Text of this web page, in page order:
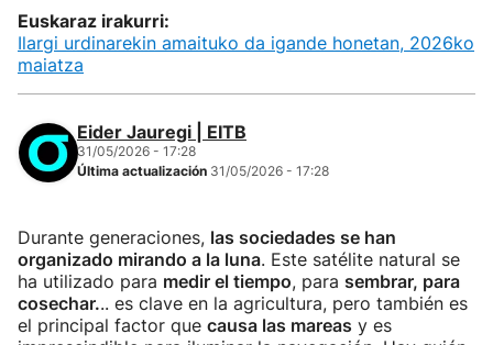
Euskaraz irakurri:
Ilargi urdinarekin amaituko da igande honetan, 2026ko
maiatza
Eider Jauregi | EITB
31/05/2026 - 17:28
Última actualización 31/05/2026 - 17:28
Durante generaciones, las sociedades se han
organizado mirando a la luna. Este satélite natural se
ha utilizado para medir el tiempo, para sembrar, para
cosechar... es clave en la agricultura, pero también es
el principal factor que causa las mareas y es